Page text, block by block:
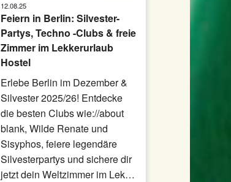
12.08.25
Feiern in Berlin: Silvester-
Partys, Techno -Clubs & freie
Zimmer im Lekkerurlaub
Hostel
Erlebe Berlin im Dezember &
Silvester 2025/26! Entdecke
die besten Clubs wie://about
blank, Wilde Renate und
Sisyphos, feiere legendäre
Silvesterpartys und sichere dir
jetzt dein Weltzimmer im Lek…